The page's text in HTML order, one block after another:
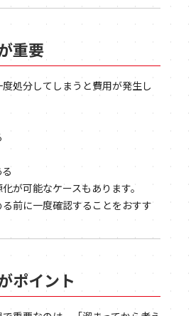
重要
処分してしまうと費用が発生し
が可能なケースもあります。
前に一度確認することをおすす
ポイント